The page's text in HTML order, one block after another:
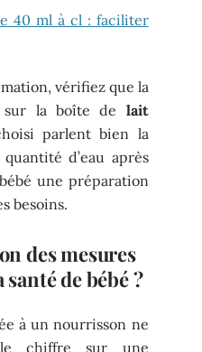
40 ml à cl : faciliter
vérifiez que la
sur la boîte de lait
parlent bien la
d’eau après
une préparation
besoins.
des mesures
de bébé ?
à un nourrisson ne
chiffre sur une